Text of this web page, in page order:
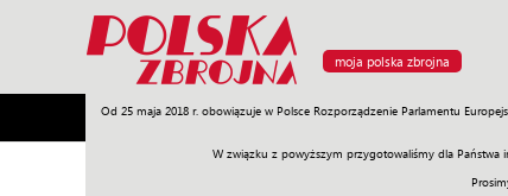
moja polska zbrojna
Od 25 maja 2018 r. obowiązuje w Polsce Rozporządzenie Parlamentu
W związku z powyższym przygotowaliśmy dla
Armia Poligon Sprzęt Misje Polityka